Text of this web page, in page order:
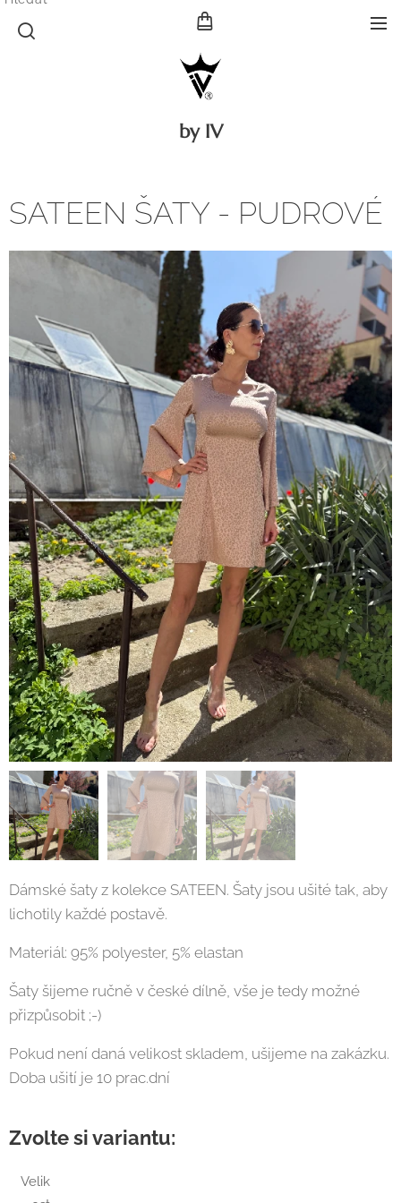
by IV
SATEEN ŠATY - PUDROVÉ
Dámské šaty z kolekce SATEEN. Šaty jsou ušité tak, aby
lichotily každé postavě.
Materiál: 95% polyester, 5% elastan
Šaty šijeme ručně v české dílně, vše je tedy možné
přizpůsobit ;-)
Pokud není daná velikost skladem, ušijeme na zakázku.
Doba ušití je 10 prac.dní
Zvolte si variantu:
Velik